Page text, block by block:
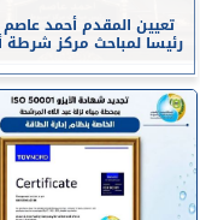
تعيين المقدم أحمد
رئيسا لمباحث مركز